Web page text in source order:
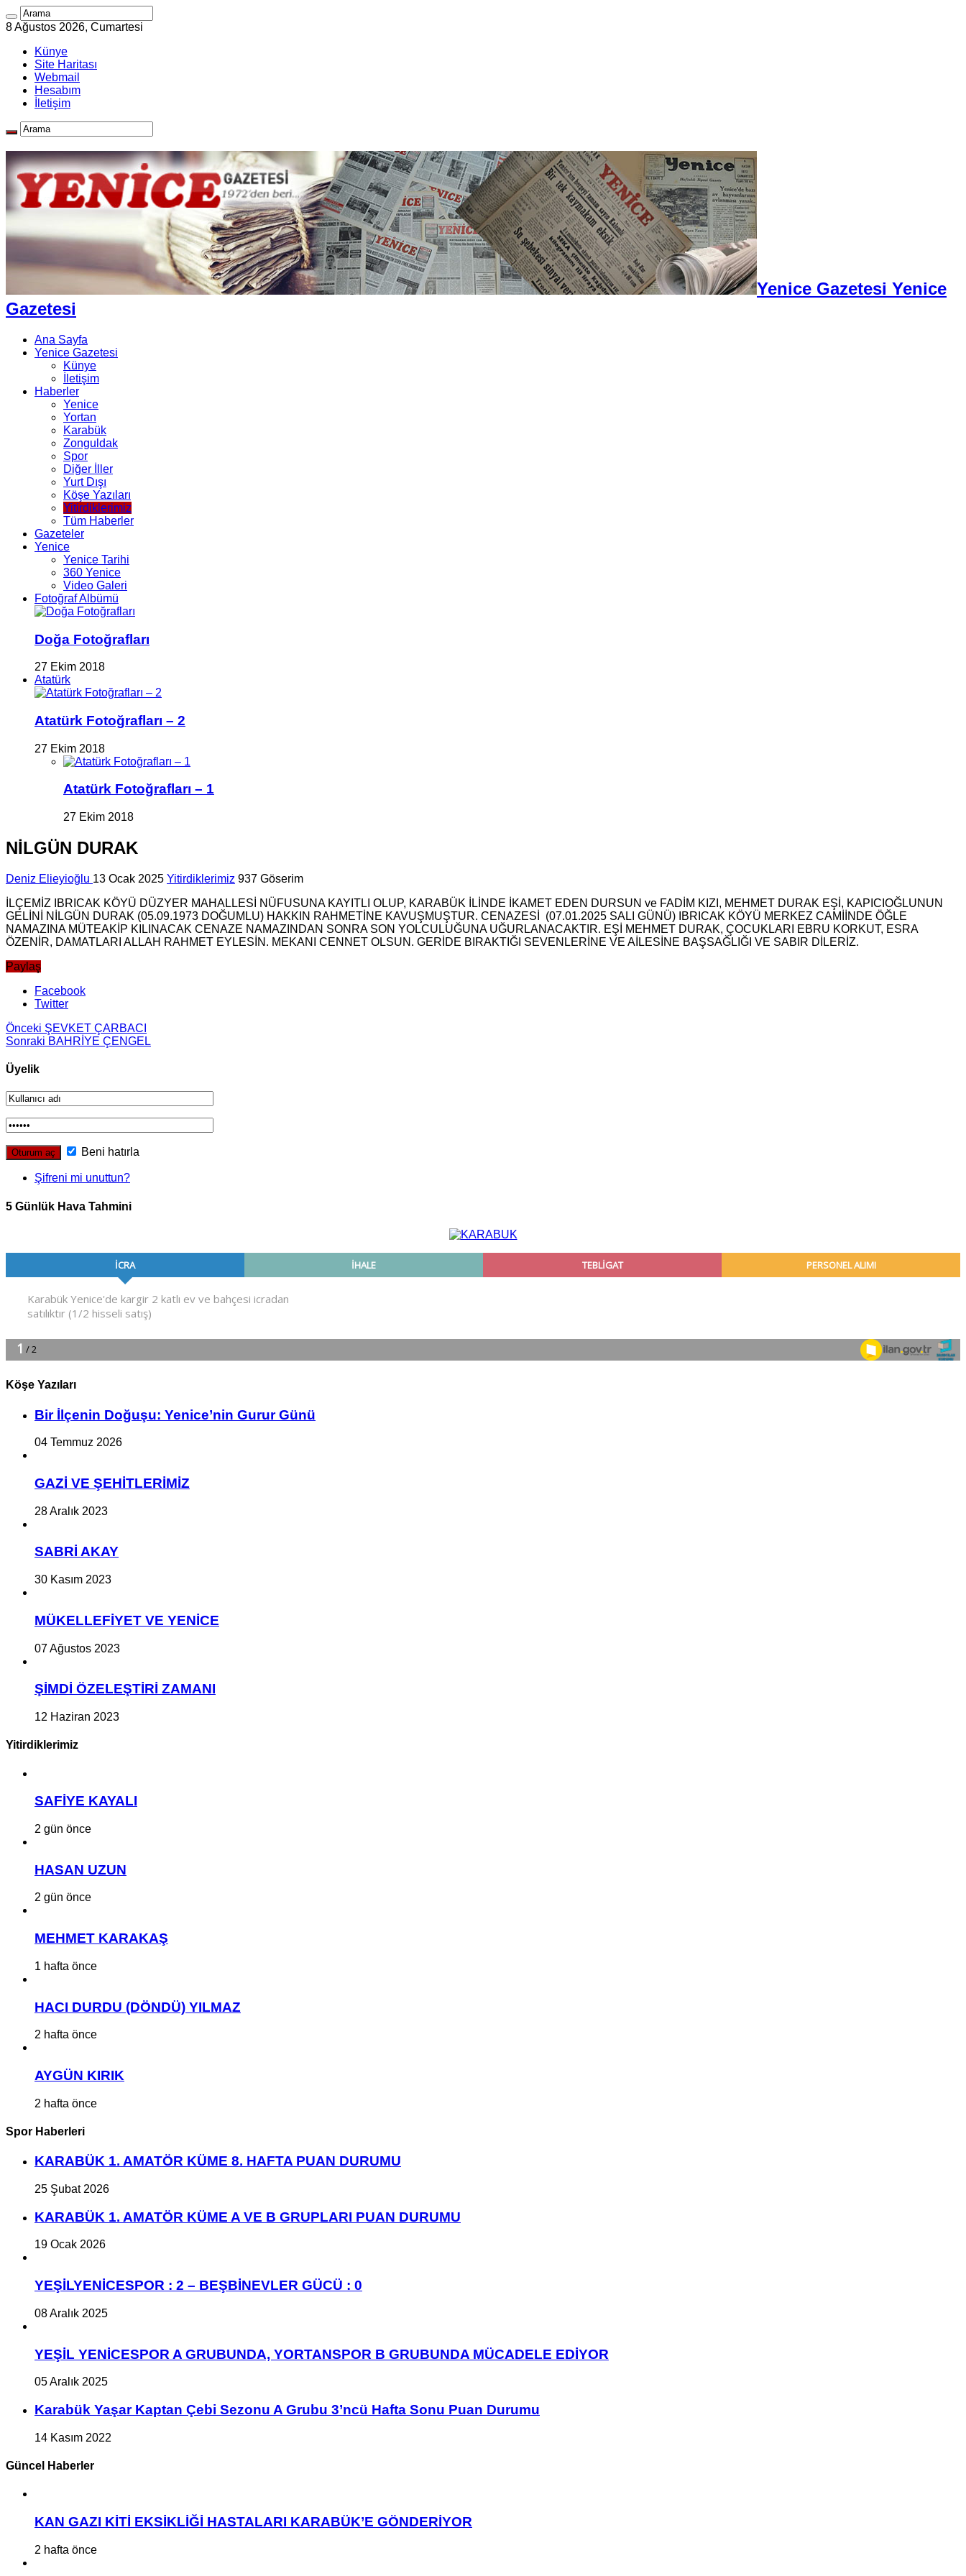
8 Ağustos 2026, Cumartesi
Künye
Site Haritası
Webmail
Hesabım
İletişim
Yenice Gazetesi Yenice
Gazetesi
Ana Sayfa
Yenice Gazetesi
Künye
İletişim
Haberler
Yenice
Yortan
Karabük
Zonguldak
Spor
Diğer İller
Yurt Dışı
Köşe Yazıları
Yitirdiklerimiz
Tüm Haberler
Gazeteler
Yenice
Yenice Tarihi
360 Yenice
Video Galeri
Fotoğraf Albümü
Doğa Fotoğrafları
27 Ekim 2018
Atatürk
Atatürk Fotoğrafları – 2
27 Ekim 2018
Atatürk Fotoğrafları – 1
27 Ekim 2018
NİLGÜN DURAK
Deniz Elieyioğlu 13 Ocak 2025 Yitirdiklerimiz 937 Göserim
İLÇEMİZ IBRICAK KÖYÜ DÜZYER MAHALLESİ NÜFUSUNA KAYITLI OLUP, KARABÜK İLİNDE İKAMET EDEN DURSUN ve FADİM KIZI, MEHMET DURAK EŞİ, KAPICIOĞLUNUN
GELİNİ NİLGÜN DURAK (05.09.1973 DOĞUMLU) HAKKIN RAHMETİNE KAVUŞMUŞTUR. CENAZESİ (07.01.2025 SALI GÜNÜ) IBRICAK KÖYÜ MERKEZ CAMİİNDE ÖĞLE
NAMAZINA MÜTEAKİP KILINACAK CENAZE NAMAZINDAN SONRA SON YOLCULUĞUNA UĞURLANACAKTIR. EŞİ MEHMET DURAK, ÇOCUKLARI EBRU KORKUT, ESRA
ÖZENİR, DAMATLARI ALLAH RAHMET EYLESİN. MEKANI CENNET OLSUN. GERİDE BIRAKTIĞI SEVENLERİNE VE AİLESİNE BAŞSAĞLIĞI VE SABIR DİLERİZ.
Paylaş
Facebook
Twitter
Önceki ŞEVKET ÇARBACI
Sonraki BAHRİYE ÇENGEL
Üyelik
Beni hatırla
Şifreni mi unuttun?
5 Günlük Hava Tahmini
Köşe Yazıları
Bir İlçe­nin Do­ğu­şu: Ye­ni­ce’nin Gurur Günü
04 Temmuz 2026
GAZİ VE ŞEHİTLERİMİZ
28 Aralık 2023
SABRİ AKAY
30 Kasım 2023
MÜKELLEFİYET VE YENİCE
07 Ağustos 2023
ŞİMDİ ÖZELEŞTİRİ ZAMANI
12 Haziran 2023
Yitirdiklerimiz
SAFİYE KAYALI
2 gün önce
HASAN UZUN
2 gün önce
MEHMET KARAKAŞ
1 hafta önce
HACI DURDU (DÖNDÜ) YILMAZ
2 hafta önce
AYGÜN KIRIK
2 hafta önce
Spor Haberleri
KARABÜK 1. AMATÖR KÜME 8. HAFTA PUAN DURUMU
25 Şubat 2026
KARABÜK 1. AMATÖR KÜME A VE B GRUPLARI PUAN DURUMU
19 Ocak 2026
YEŞİLYENİCESPOR : 2 – BEŞBİNEVLER GÜCÜ : 0
08 Aralık 2025
YEŞİL YENİCESPOR A GRUBUNDA, YORTANSPOR B GRUBUNDA MÜCADELE EDİYOR
05 Aralık 2025
Karabük Yaşar Kaptan Çebi Sezonu A Grubu 3’ncü Hafta Sonu Puan Durumu
14 Kasım 2022
Güncel Haberler
KAN GAZI KİTİ EKSİKLİĞİ HASTALARI KARABÜK’E GÖNDERİYOR
2 hafta önce